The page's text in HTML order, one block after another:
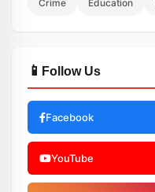
Crime Education
📱 Follow Us
Facebook
YouTube